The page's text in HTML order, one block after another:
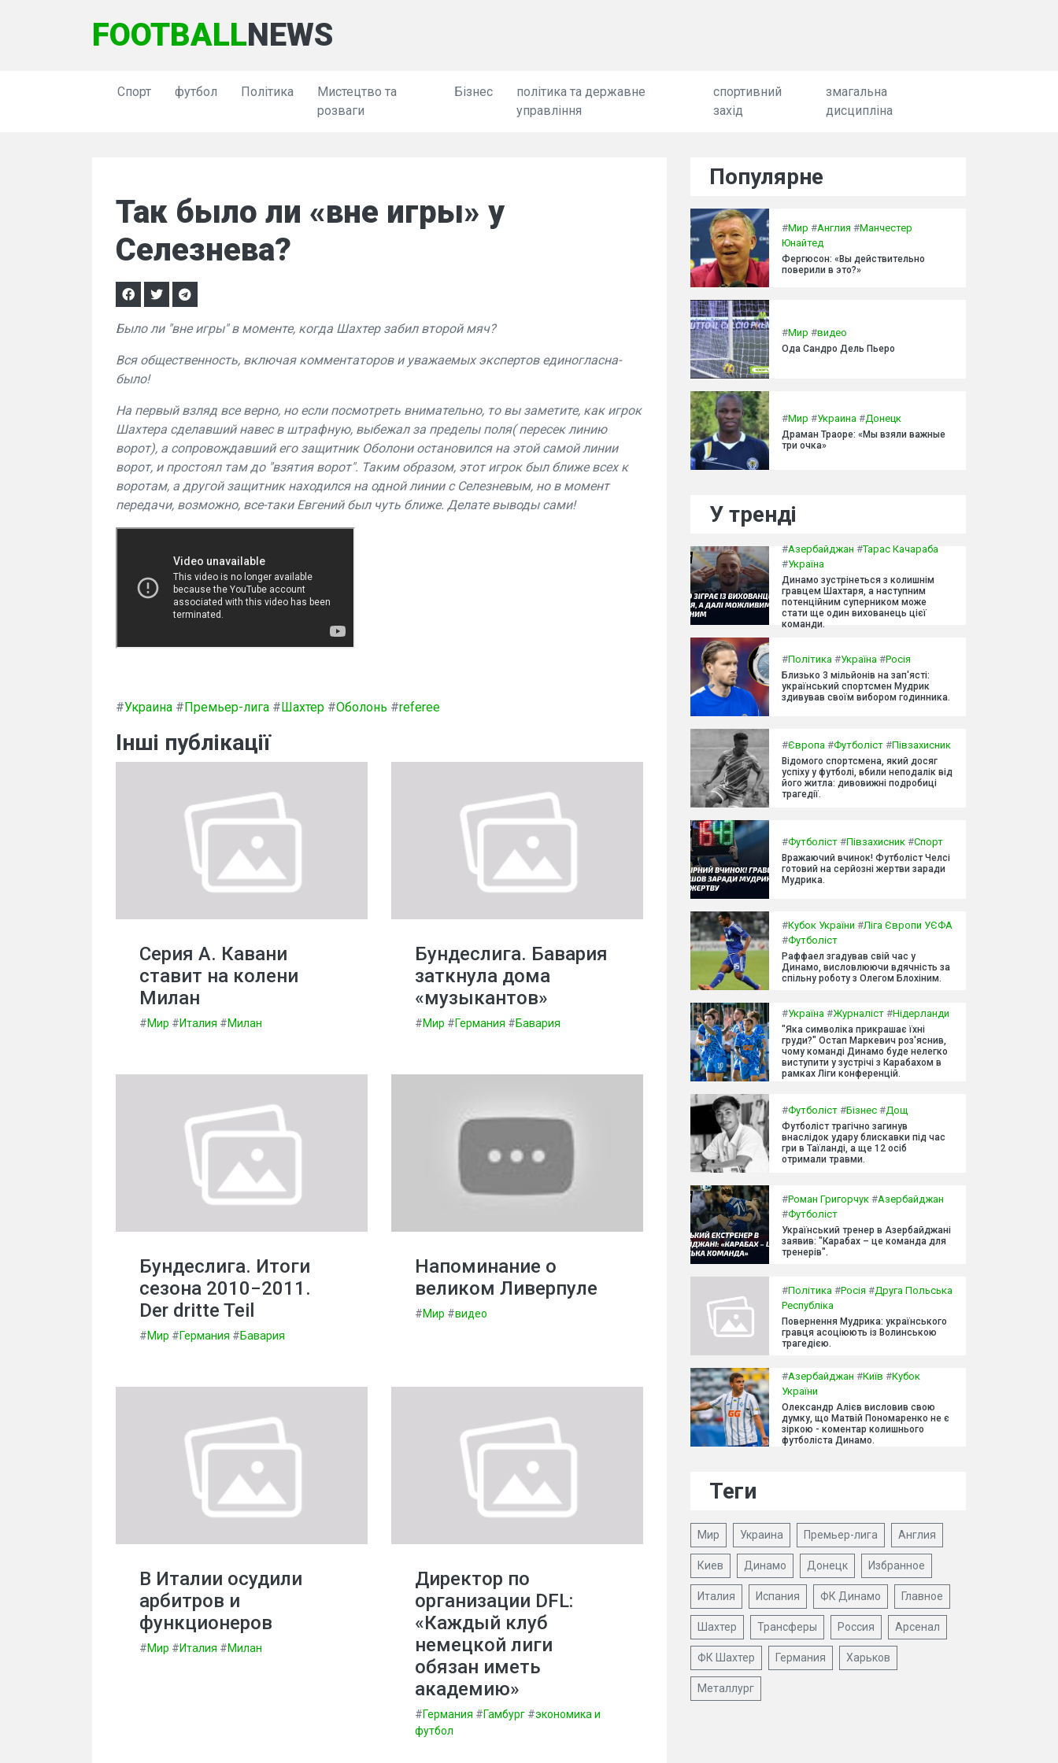
FOOTBALLNEWS
Спорт футбол Політика
Мистецтво та
розваги
Бізнес
політика та державне
управління
спортивний
захід
змагальна
дисципліна
Так было ли «вне игры» у
Селезнева?
Было ли "вне игры" в моменте, когда Шахтер забил второй мяч?
Вся общественность, включая комментаторов и уважаемых экспертов единогласна-
было!
На первый взляд все верно, но если посмотреть внимательно, то вы заметите, как игрок
Шахтера сделавший навес в штрафную, выбежал за пределы поля( пересек линию
ворот), а сопровождавший его защитник Оболони остановился на этой самой линии
ворот, и простоял там до "взятия ворот". Таким образом, этот игрок был ближе всех к
воротам, а другой защитник находился на одной линии с Селезневым, но в момент
передачи, возможно, все-таки Евгений был чуть ближе. Делате выводы сами!
#Украина #Премьер-лига #Шахтер #Оболонь #referee
Інші публікації
Серия А. Кавани
ставит на колени
Милан
#Мир #Италия #Милан
Бундеслига. Бавария
заткнула дома
«музыкантов»
#Мир #Германия #Бавария
Бундеслига. Итоги
сезона 2010−2011.
Der dritte Teil
#Мир #Германия #Бавария
Напоминание о
великом Ливерпуле
#Мир #видео
В Италии осудили
арбитров и
функционеров
#Мир #Италия #Милан
Директор по
организации DFL:
«Каждый клуб
немецкой лиги
обязан иметь
академию»
#Германия #Гамбург #экономика и
футбол
Популярне
#Мир #Англия #Манчестер
Юнайтед
Фергюсон: «Вы действительно
поверили в это?»
#Мир #видео
Ода Сандро Дель Пьеро
#Мир #Украина #Донецк
Драман Траоре: «Мы взяли важные
три очка»
У тренді
#Азербайджан #Тарас Качараба
#Україна
Динамо зустрінеться з колишнім
гравцем Шахтаря, а наступним
потенційним суперником може
стати ще один вихованець цієї
команди.
#Політика #Україна #Росія
Близько 3 мільйонів на зап'ясті:
український спортсмен Мудрик
здивував своїм вибором годинника.
#Європа #Футболіст #Півзахисник
Відомого спортсмена, який досяг
успіху у футболі, вбили неподалік від
його житла: дивовижні подробиці
трагедії.
#Футболіст #Півзахисник #Спорт
Вражаючий вчинок! Футболіст Челсі
готовий на серйозні жертви заради
Мудрика.
#Кубок України #Ліга Європи УЄФА
#Футболіст
Раффаел згадував свій час у
Динамо, висловлюючи вдячність за
спільну роботу з Олегом Блохіним.
#Україна #Журналіст #Нідерланди
"Яка символіка прикрашає їхні
груди?" Остап Маркевич роз'яснив,
чому команді Динамо буде нелегко
виступити у зустрічі з Карабахом в
рамках Ліги конференцій.
#Футболіст #Бізнес #Дощ
Футболіст трагічно загинув
внаслідок удару блискавки під час
гри в Таїланді, а ще 12 осіб
отримали травми.
#Роман Григорчук #Азербайджан
#Футболіст
Український тренер в Азербайджані
заявив: "Карабах – це команда для
тренерів".
#Політика #Росія #Друга Польська
Республіка
Повернення Мудрика: українського
гравця асоціюють із Волинською
трагедією.
#Азербайджан #Київ #Кубок
України
Олександр Алієв висловив свою
думку, що Матвій Пономаренко не є
зіркою - коментар колишнього
футболіста Динамо.
Теги
Мир Украина Премьер-лига Англия
Киев Динамо Донецк Избранное
Италия Испания ФК Динамо Главное
Шахтер Трансферы Россия Арсенал
ФК Шахтер Германия Харьков
Металлург